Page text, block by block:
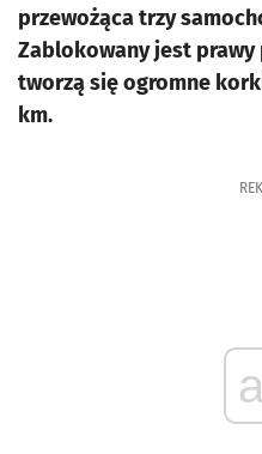
przewożąca trzy
Zablokowany jest prawy
tworzą się ogromne
km.